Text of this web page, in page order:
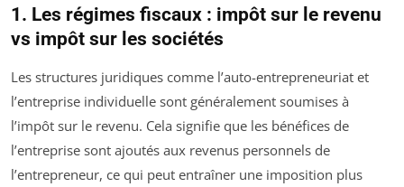
1. Les régimes fiscaux : impôt sur le revenu
vs impôt sur les sociétés
Les structures juridiques comme l’auto-entrepreneuriat et
l’entreprise individuelle sont généralement soumises à
l’impôt sur le revenu. Cela signifie que les bénéfices de
l’entreprise sont ajoutés aux revenus personnels de
l’entrepreneur, ce qui peut entraîner une imposition plus